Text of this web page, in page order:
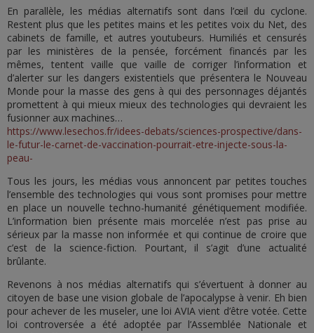
En parallèle, les médias alternatifs sont dans l’œil du cyclone.
Restent plus que les petites mains et les petites voix du Net, des
cabinets de famille, et autres youtubeurs. Humiliés et censurés
par les ministères de la pensée, forcément financés par les
mêmes, tentent vaille que vaille de corriger l’information et
d’alerter sur les dangers existentiels que présentera le Nouveau
Monde pour la masse des gens à qui des personnages déjantés
promettent à qui mieux mieux des technologies qui devraient les
fusionner aux machines…
https://www.lesechos.fr/idees-debats/sciences-prospective/dans-
le-futur-le-carnet-de-vaccination-pourrait-etre-injecte-sous-la-
peau-
Tous les jours, les médias vous annoncent par petites touches
l’ensemble des technologies qui vous sont promises pour mettre
en place un nouvelle techno-humanité génétiquement modifiée.
L’information bien présente mais morcelée n’est pas prise au
sérieux par la masse non informée et qui continue de croire que
c’est de la science-fiction. Pourtant, il s’agit d’une actualité
brûlante.
Revenons à nos médias alternatifs qui s’évertuent à donner au
citoyen de base une vision globale de l’apocalypse à venir. Eh bien
pour achever de les museler, une loi AVIA vient d’être votée. Cette
loi controversée a été adoptée par l’Assemblée Nationale et